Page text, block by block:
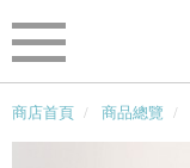
商店首頁 商品總覽